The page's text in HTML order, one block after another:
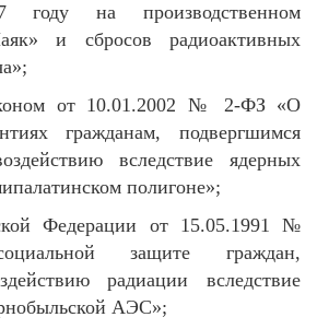
на производственном
и сбросов радиоактивных
от 10.01.2002 № 2-ФЗ «О
гражданам, подвергшимся
вследствие ядерных
полигоне»;
Федерации от 15.05.1991 №
защите граждан,
радиации вследствие
АЭС»;